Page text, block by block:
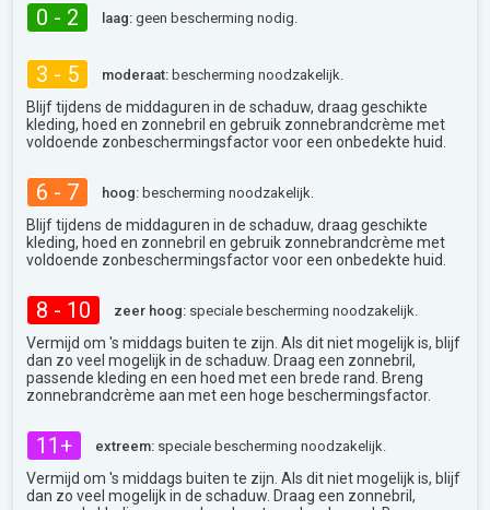
0 - 2 laag: geen bescherming nodig.
3 - 5 moderaat: bescherming noodzakelijk.
Blijf tijdens de middaguren in de schaduw, draag geschikte
kleding, hoed en zonnebril en gebruik zonnebrandcrème met
voldoende zonbeschermingsfactor voor een onbedekte huid.
6 - 7 hoog: bescherming noodzakelijk.
Blijf tijdens de middaguren in de schaduw, draag geschikte
kleding, hoed en zonnebril en gebruik zonnebrandcrème met
voldoende zonbeschermingsfactor voor een onbedekte huid.
8 - 10 zeer hoog: speciale bescherming noodzakelijk.
Vermijd om 's middags buiten te zijn. Als dit niet mogelijk is, blijf
dan zo veel mogelijk in de schaduw. Draag een zonnebril,
passende kleding en een hoed met een brede rand. Breng
zonnebrandcrème aan met een hoge beschermingsfactor.
11+ extreem: speciale bescherming noodzakelijk.
Vermijd om 's middags buiten te zijn. Als dit niet mogelijk is, blijf
dan zo veel mogelijk in de schaduw. Draag een zonnebril,